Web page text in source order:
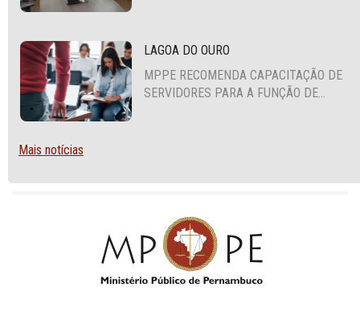
LAGOA DO OURO
MPPE RECOMENDA CAPACITAÇÃO DE
SERVIDORES PARA A FUNÇÃO DE
Mais notícias